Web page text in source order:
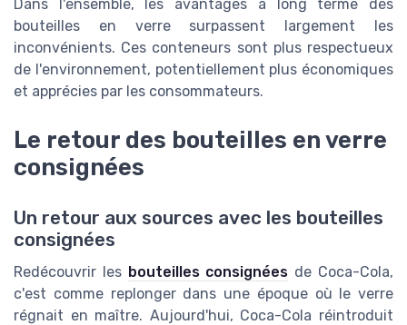
Dans l'ensemble, les avantages à long terme des
bouteilles en verre surpassent largement les
inconvénients. Ces conteneurs sont plus respectueux
de l'environnement, potentiellement plus économiques
et apprécies par les consommateurs.
Le retour des bouteilles en verre
consignées
Un retour aux sources avec les bouteilles
consignées
Redécouvrir les bouteilles consignées de Coca-Cola,
c'est comme replonger dans une époque où le verre
régnait en maître. Aujourd'hui, Coca-Cola réintroduit